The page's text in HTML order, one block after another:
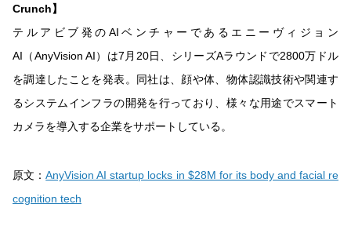
Crunch】
テルアビブ発のAIベンチャーであるエニーヴィジョン
AI（AnyVision AI）は7月20日、シリーズAラウンドで2800万ドル
を調達したことを発表。同社は、顔や体、物体認識技術や関連す
るシステムインフラの開発を行っており、様々な用途でスマート
カメラを導入する企業をサポートしている。
原文：AnyVision AI startup locks in $28M for its body and facial re
cognition tech